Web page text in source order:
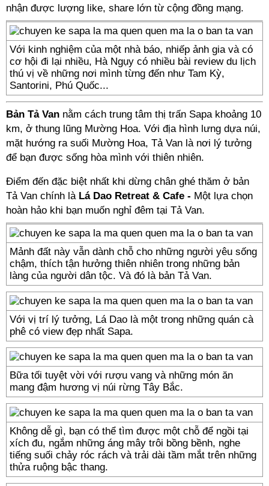
nhận được lượng like, share lớn từ cộng đồng mạng.
Với kinh nghiệm của một nhà báo, nhiếp ảnh gia và có
cơ hội đi lại nhiều, Hà Ngụy có nhiều bài review du lịch
thú vị về những nơi mình từng đến như Tam Kỳ,
Santorini, Phú Quốc...
Bản Tả Van nằm cách trung tâm thị trấn Sapa khoảng 10
km, ở thung lũng Mường Hoa. Với địa hình lưng dựa núi,
mặt hướng ra suối Mường Hoa, Tả Van là nơi lý tưởng
để bạn được sống hòa mình với thiên nhiên.
Điểm đến đặc biệt nhất khi dừng chân ghé thăm ở bản
Tả Van chính làLá Dao Retreat & Cafe - Một lựa chọn
hoàn hảo khi bạn muốn nghỉ đêm tại Tả Van.
Mảnh đất này vẫn dành chỗ cho những người yêu sống
chậm, thích tận hưởng thiên nhiên trong những bản
làng của người dân tộc. Và đó là bản Tả Van.
Với vị trí lý tưởng, Lá Dao là một trong những quán cà
phê có view đẹp nhất Sapa.
Bữa tối tuyệt vời với rượu vang và những món ăn
mang đậm hương vị núi rừng Tây Bắc.
Không dễ gì, bạn có thể tìm được một chỗ để ngồi tại
xích đu, ngắm những áng mây trôi bồng bềnh, nghe
tiếng suối chảy róc rách và trải dài tầm mắt trên những
thửa ruộng bậc thang.